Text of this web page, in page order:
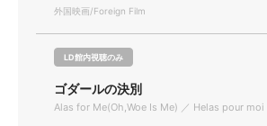
外国映画/Foreign Film
LD館内視聴のみ
ゴダールの決別
Alas for Me(Oh,Woe Is Me) ／ Helas pour moi